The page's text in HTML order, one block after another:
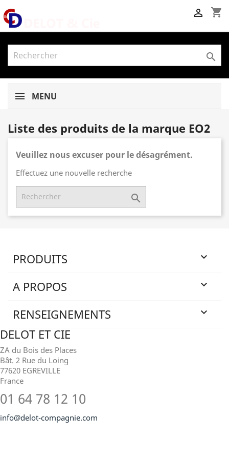
shopping_cart


MENU
Liste des produits de la marque EO2
Veuillez nous excuser pour le désagrément.
Effectuez une nouvelle recherche

PRODUITS 
A PROPOS 
RENSEIGNEMENTS 
DELOT ET CIE
ZA du Bois des Places
Bât. 2 Rue du Loing
77620 EGREVILLE
France
01 64 78 12 10
info@delot-compagnie.com